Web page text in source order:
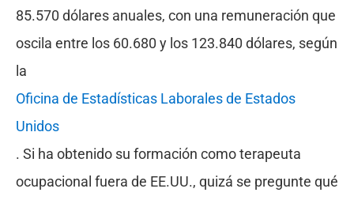
85.570 dólares anuales, con una remuneración que
oscila entre los 60.680 y los 123.840 dólares, según
la
Oficina de Estadísticas Laborales de Estados
Unidos
. Si ha obtenido su formación como terapeuta
ocupacional fuera de EE.UU., quizá se pregunte qué